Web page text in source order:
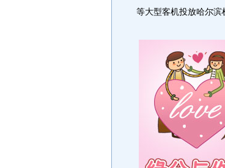
等大型客机投放哈尔滨